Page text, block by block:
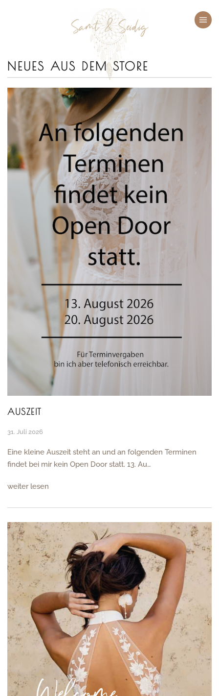
Zum Hauptinhalt springen
NEUES AUS DEM STORE
AUSZEIT
31. Juli 2026
Eine kleine Auszeit steht an und an folgenden Terminen
findet bei mir kein Open Door statt. 13. Au…
weiter lesen